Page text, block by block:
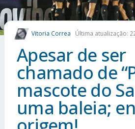
COMO APOSTAR
MAIS ESPORTES
Vitoria Correa Última atualização:
Apesar de ser
chamado de
mascote do
uma baleia;